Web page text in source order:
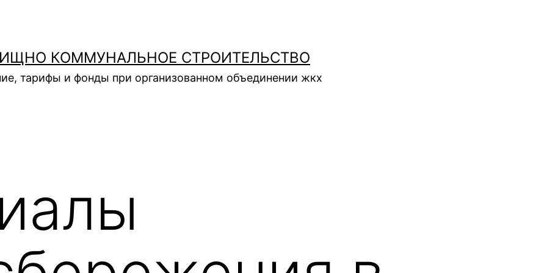
КОММУНАЛЬНОЕ СТРОИТЕЛЬСТВО
тарифы и фонды при организованном объединении жкх